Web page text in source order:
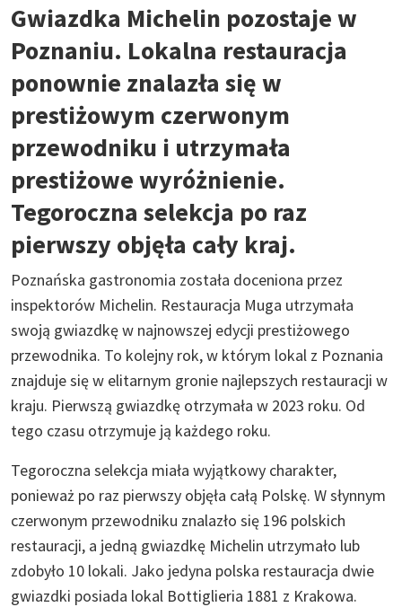
Gwiazdka Michelin pozostaje w
Poznaniu. Lokalna restauracja
ponownie znalazła się w
prestiżowym czerwonym
przewodniku i utrzymała
prestiżowe wyróżnienie.
Tegoroczna selekcja po raz
pierwszy objęła cały kraj.
Poznańska gastronomia została doceniona przez
inspektorów Michelin. Restauracja Muga utrzymała
swoją gwiazdkę w najnowszej edycji prestiżowego
przewodnika. To kolejny rok, w którym lokal z Poznania
znajduje się w elitarnym gronie najlepszych restauracji w
kraju. Pierwszą gwiazdkę otrzymała w 2023 roku. Od
tego czasu otrzymuje ją każdego roku.
Tegoroczna selekcja miała wyjątkowy charakter,
ponieważ po raz pierwszy objęła całą Polskę. W słynnym
czerwonym przewodniku znalazło się 196 polskich
restauracji, a jedną gwiazdkę Michelin utrzymało lub
zdobyło 10 lokali. Jako jedyna polska restauracja dwie
gwiazdki posiada lokal Bottiglieria 1881 z Krakowa.